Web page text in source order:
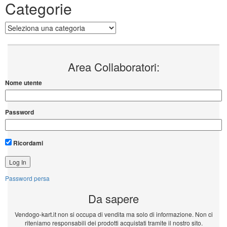
Categorie
Categorie
Area Collaboratori:
Nome utente
Password
Ricordami
Password persa
Da sapere
Vendogo-kart.it non si occupa di vendita ma solo di informazione. Non ci
riteniamo responsabili dei prodotti acquistati tramite il nostro sito.